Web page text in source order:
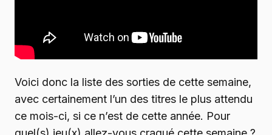
Voici donc la liste des sorties de cette semaine,
avec certainement l’un des titres le plus attendu
ce mois-ci, si ce n’est de cette année. Pour